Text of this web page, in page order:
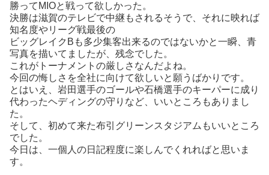
勝ってMIOと戦って欲しかった。
決勝は滋賀のテレビで中継もされるそうで、それに映れば
知名度やリーグ戦最後の
ビッグレイクBも多少集客出来るのではないかと一瞬、青
写真を描いてましたが、残念でした。
これがトーナメントの厳しさなんだよね。
今回の悔しさを全社に向けて欲しいと願うばかりです。
とはいえ、岩田選手のゴールや石橋選手のキーパーに成り
代わったヘディングの守りなど、いいところもありまし
た。
そして、初めて来た布引グリーンスタジアムもいいところ
でした。
今日は、一個人の日記程度に楽しんでくれればと思いま
す。